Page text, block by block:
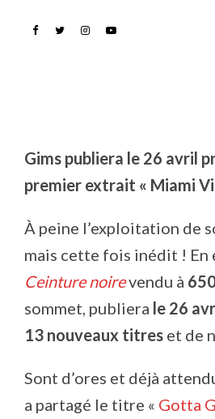
extrait de
Gims publiera le 26 avril
premier extrait « Miami
À peine l’exploitation de
mais cette fois inédit !
Ceinture noirevendu à
sommet, publiera le 26
13 nouveaux titres et de
Sont d’ores et déjà
a partagé le titre « Gotta